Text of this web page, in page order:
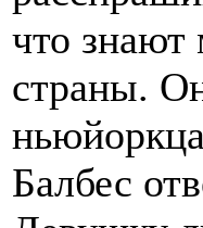
что знают
страны.
Балбес